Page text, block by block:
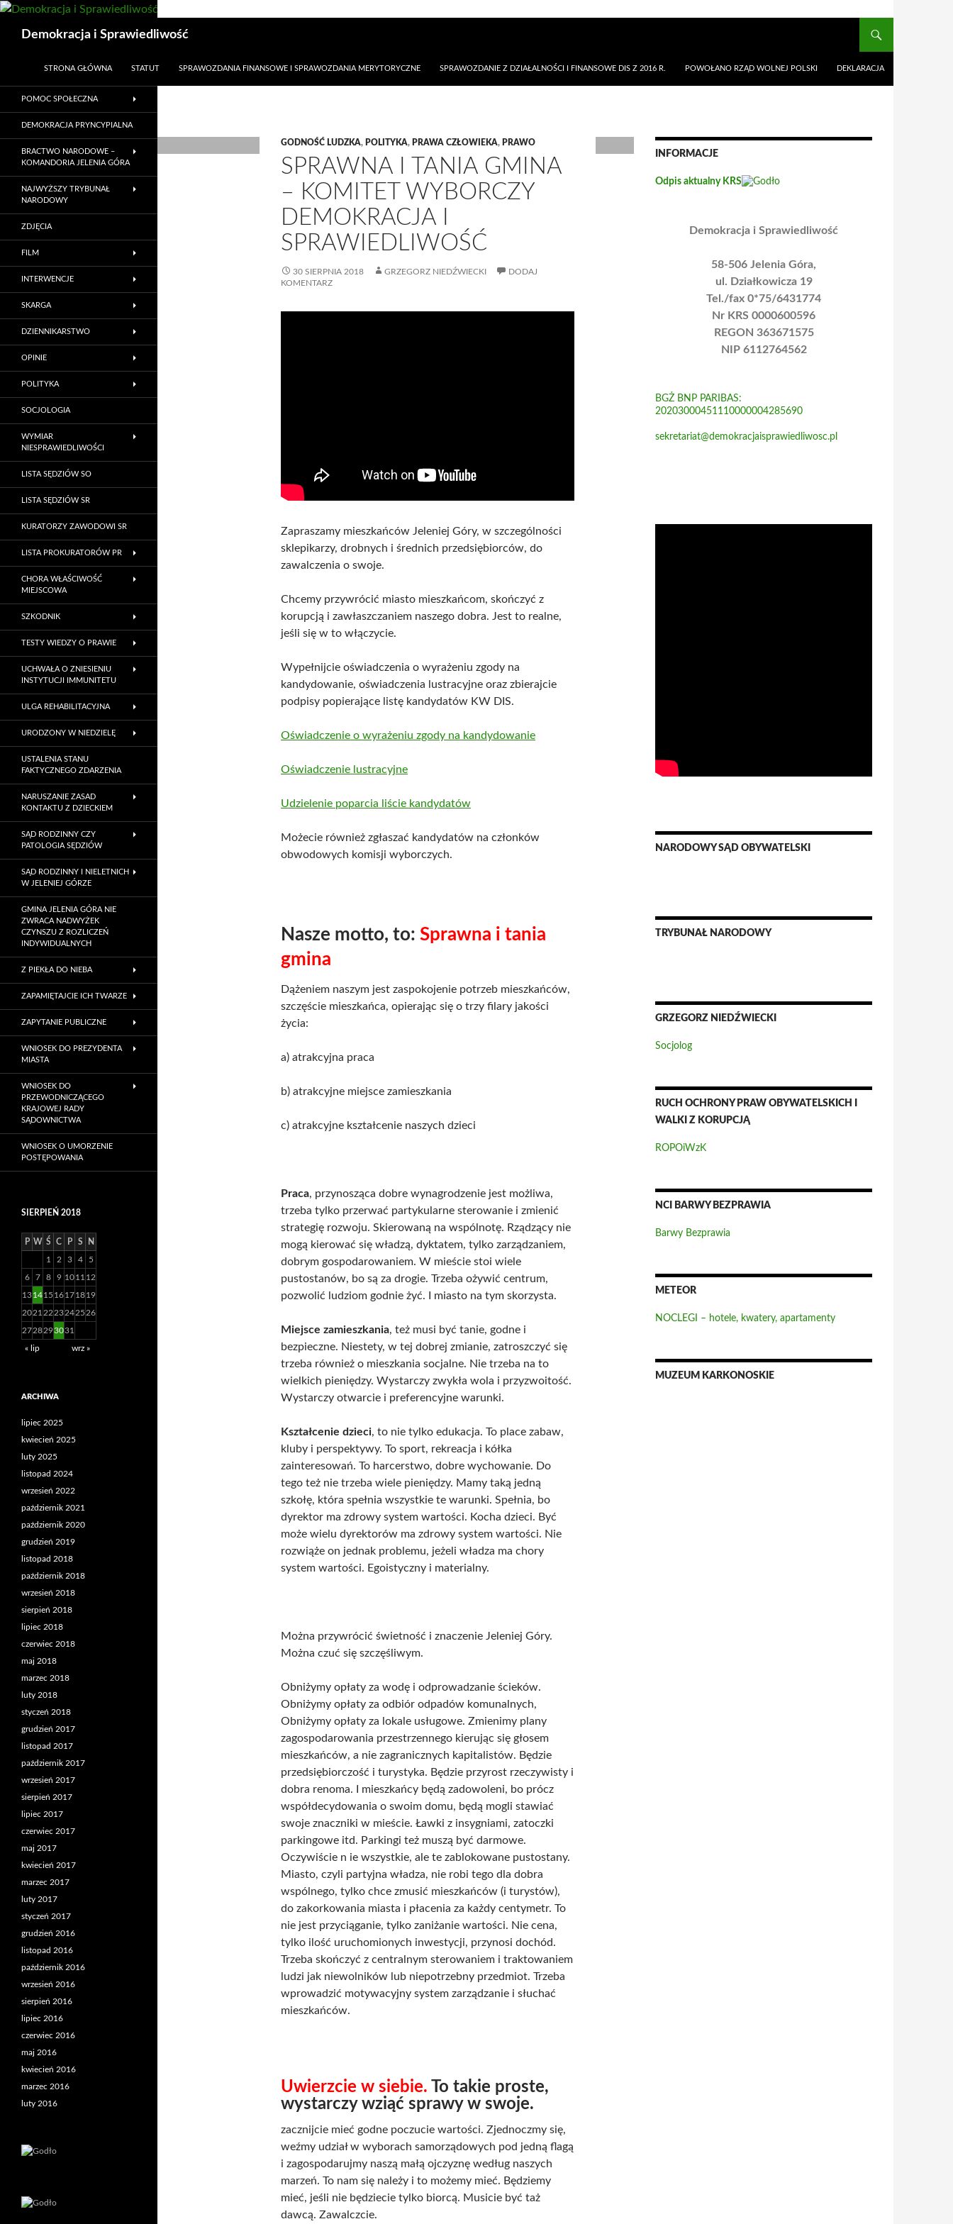
Przejdź
treści
Demokracja i Sprawiedliwość
STRONA GŁÓWNA STATUT SPRAWOZDANIA FINANSOWE I SPRAWOZDANIA MERYTORYCZNE SPRAWOZDANIE Z DZIAŁALNOŚCI I FINANSOWE DIS Z 2016 R. POWOŁANO RZĄD WOLNEJ POLSKI DEKLARACJA
GODNOŚĆ LUDZKA, POLITYKA, PRAWA CZŁOWIEKA, PRAWO
SPRAWNA I TANIA GMINA
– KOMITET WYBORCZY
DEMOKRACJA I
SPRAWIEDLIWOŚĆ
30 SIERPNIA 2018 GRZEGORZ NIEDŹWIECKI
DODAJ
KOMENTARZ
Zapraszamy mieszkańców Jeleniej Góry, w szczególności
sklepikarzy, drobnych i średnich przedsiębiorców, do
zawalczenia o swoje.
Chcemy przywrócić miasto mieszkańcom, skończyć z
korupcją i zawłaszczaniem naszego dobra. Jest to realne,
jeśli się w to włączycie.
Wypełnijcie oświadczenia o wyrażeniu zgody na
kandydowanie, oświadczenia lustracyjne oraz zbierajcie
podpisy popierające listę kandydatów KW DIS.
Oświadczenie o wyrażeniu zgody na kandydowanie
Oświadczenie lustracyjne
Udzielenie poparcia liście kandydatów
Możecie również zgłaszać kandydatów na członków
obwodowych komisji wyborczych.
Nasze motto, to: Sprawna i tania
gmina
Dążeniem naszym jest zaspokojenie potrzeb mieszkańców,
szczęście mieszkańca, opierając się o trzy filary jakości
życia:
a) atrakcyjna praca
b) atrakcyjne miejsce zamieszkania
c) atrakcyjne kształcenie naszych dzieci
Praca, przynosząca dobre wynagrodzenie jest możliwa,
trzeba tylko przerwać partykularne sterowanie i zmienić
strategię rozwoju. Skierowaną na wspólnotę. Rządzący nie
mogą kierować się władzą, dyktatem, tylko zarządzaniem,
dobrym gospodarowaniem. W mieście stoi wiele
pustostanów, bo są za drogie. Trzeba ożywić centrum,
pozwolić ludziom godnie żyć. I miasto na tym skorzysta.
Miejsce zamieszkania, też musi być tanie, godne i
bezpieczne. Niestety, w tej dobrej zmianie, zatroszczyć się
trzeba również o mieszkania socjalne. Nie trzeba na to
wielkich pieniędzy. Wystarczy zwykła wola i przyzwoitość.
Wystarczy otwarcie i preferencyjne warunki.
Kształcenie dzieci, to nie tylko edukacja. To place zabaw,
kluby i perspektywy. To sport, rekreacja i kółka
zainteresowań. To harcerstwo, dobre wychowanie. Do
tego też nie trzeba wiele pieniędzy. Mamy taką jedną
szkołę, która spełnia wszystkie te warunki. Spełnia, bo
dyrektor ma zdrowy system wartości. Kocha dzieci. Być
może wielu dyrektorów ma zdrowy system wartości. Nie
rozwiąże on jednak problemu, jeżeli władza ma chory
system wartości. Egoistyczny i materialny.
Można przywrócić świetność i znaczenie Jeleniej Góry.
Można czuć się szczęśliwym.
Obniżymy opłaty za wodę i odprowadzanie ścieków.
Obniżymy opłaty za odbiór odpadów komunalnych,
Obniżymy opłaty za lokale usługowe. Zmienimy plany
zagospodarowania przestrzennego kierując się głosem
mieszkańców, a nie zagranicznych kapitalistów. Będzie
przedsiębiorczość i turystyka. Będzie przyrost rzeczywisty i
dobra renoma. I mieszkańcy będą zadowoleni, bo prócz
współdecydowania o swoim domu, będą mogli stawiać
swoje znaczniki w mieście. Ławki z insygniami, zatoczki
parkingowe itd. Parkingi też muszą być darmowe.
Oczywiście n ie wszystkie, ale te zablokowane pustostany.
Miasto, czyli partyjna władza, nie robi tego dla dobra
wspólnego, tylko chce zmusić mieszkańców (i turystów),
do zakorkowania miasta i płacenia za każdy centymetr. To
nie jest przyciąganie, tylko zaniżanie wartości. Nie cena,
tylko ilość uruchomionych inwestycji, przynosi dochód.
Trzeba skończyć z centralnym sterowaniem i traktowaniem
ludzi jak niewolników lub niepotrzebny przedmiot. Trzeba
wprowadzić motywacyjny system zarządzanie i słuchać
mieszkańców.
Uwierzcie w siebie. To takie proste,
wystarczy wziąć sprawy w swoje.
zacznijcie mieć godne poczucie wartości. Zjednoczmy się,
weźmy udział w wyborach samorządowych pod jedną flagą
i zagospodarujmy naszą małą ojczyznę według naszych
marzeń. To nam się należy i to możemy mieć. Będziemy
mieć, jeśli nie będziecie tylko biorcą. Musicie być taż
dawcą. Zawalczcie.
INFORMACJE
Odpis aktualny KRS
Demokracja i Sprawiedliwość
58-506 Jelenia Góra,
ul. Działkowicza 19
Tel./fax 0*75/6431774
Nr KRS 0000600596
REGON 363671575
NIP 6112764562
BGŻ BNP PARIBAS:
20203000451110000004285690
sekretariat@demokracjaisprawiedliwosc.pl
NARODOWY SĄD OBYWATELSKI
TRYBUNAŁ NARODOWY
GRZEGORZ NIEDŹWIECKI
Socjolog
RUCH OCHRONY PRAW OBYWATELSKICH I
WALKI Z KORUPCJĄ
ROPOiWzK
NCI BARWY BEZPRAWIA
Barwy Bezprawia
METEOR
NOCLEGI – hotele, kwatery, apartamenty
MUZEUM KARKONOSKIE
POMOC SPOŁECZNA
DEMOKRACJA PRYNCYPIALNA
BRACTWO NARODOWE –
KOMANDORIA JELENIA GÓRA
NAJWYŻSZY TRYBUNAŁ
NARODOWY
ZDJĘCIA
FILM
INTERWENCJE
SKARGA
DZIENNIKARSTWO
OPINIE
POLITYKA
SOCJOLOGIA
WYMIAR
NIESPRAWIEDLIWOŚCI
LISTA SĘDZIÓW SO
LISTA SĘDZIÓW SR
KURATORZY ZAWODOWI SR
LISTA PROKURATORÓW PR
CHORA WŁAŚCIWOŚĆ
MIEJSCOWA
SZKODNIK
TESTY WIEDZY O PRAWIE
UCHWAŁA O ZNIESIENIU
INSTYTUCJI IMMUNITETU
ULGA REHABILITACYJNA
URODZONY W NIEDZIELĘ
USTALENIA STANU
FAKTYCZNEGO ZDARZENIA
NARUSZANIE ZASAD
KONTAKTU Z DZIECKIEM
SĄD RODZINNY CZY
PATOLOGIA SĘDZIÓW
SĄD RODZINNY I NIELETNICH
W JELENIEJ GÓRZE
GMINA JELENIA GÓRA NIE
ZWRACA NADWYŻEK
CZYNSZU Z ROZLICZEŃ
INDYWIDUALNYCH
Z PIEKŁA DO NIEBA
ZAPAMIĘTAJCIE ICH TWARZE
ZAPYTANIE PUBLICZNE
WNIOSEK DO PREZYDENTA
MIASTA
WNIOSEK DO
PRZEWODNICZĄCEGO
KRAJOWEJ RADY
SĄDOWNICTWA
WNIOSEK O UMORZENIE
POSTĘPOWANIA
SIERPIEŃ 2018
P W Ś C P S N
1 2 3 4 5
6 7 8 9 1011 12
131415 16171819
2021 22 232425 26
2728293031
« lip wrz »
ARCHIWA
lipiec 2025
kwiecień 2025
luty 2025
listopad 2024
wrzesień 2022
październik 2021
październik 2020
grudzień 2019
listopad 2018
październik 2018
wrzesień 2018
sierpień 2018
lipiec 2018
czerwiec 2018
maj 2018
marzec 2018
luty 2018
styczeń 2018
grudzień 2017
listopad 2017
październik 2017
wrzesień 2017
sierpień 2017
lipiec 2017
czerwiec 2017
maj 2017
kwiecień 2017
marzec 2017
luty 2017
styczeń 2017
grudzień 2016
listopad 2016
październik 2016
wrzesień 2016
sierpień 2016
lipiec 2016
czerwiec 2016
maj 2016
kwiecień 2016
marzec 2016
luty 2016